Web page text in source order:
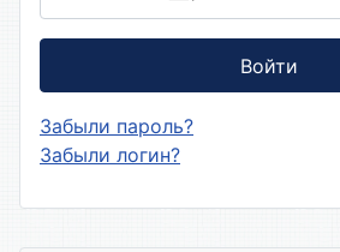
Войти
Забыли пароль?
Забыли логин?